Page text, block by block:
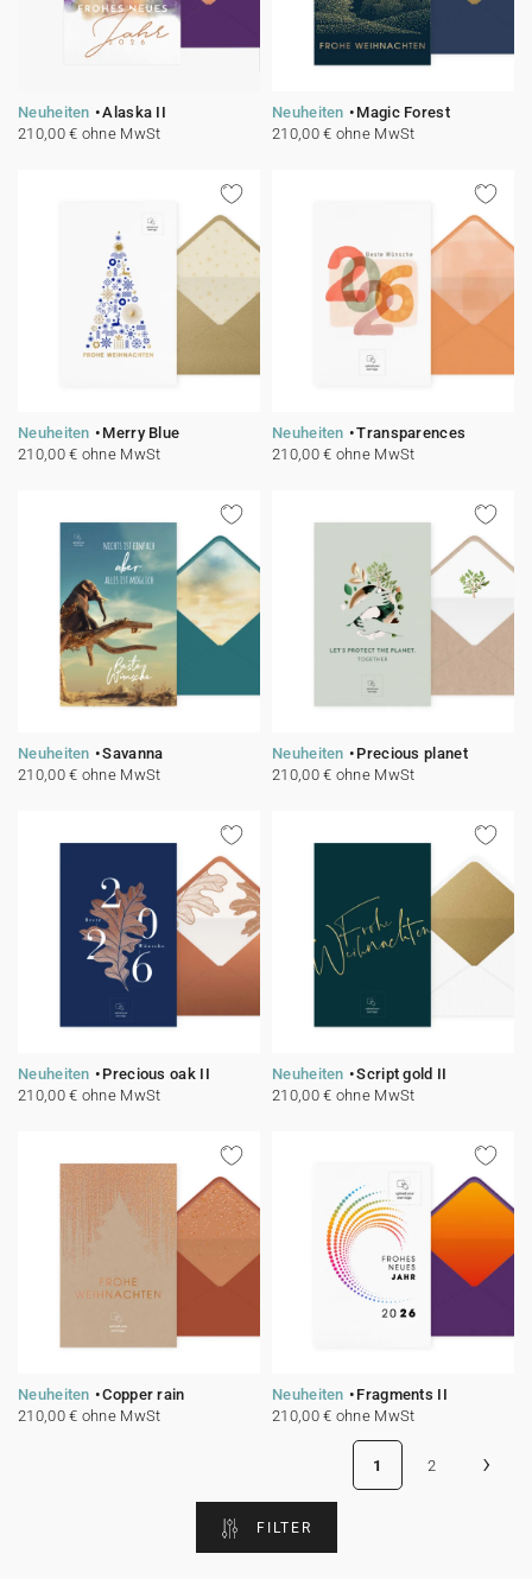
Neuheiten
Alaska II
210,00 € ohne MwSt
Neuheiten
Magic Forest
210,00 € ohne MwSt
Neuheiten
Merry Blue
210,00 € ohne MwSt
Neuheiten
Transparences
210,00 € ohne MwSt
Neuheiten
Savanna
210,00 € ohne MwSt
Neuheiten
Precious planet
210,00 € ohne MwSt
Neuheiten
Precious oak II
210,00 € ohne MwSt
Neuheiten
Script gold II
210,00 € ohne MwSt
Neuheiten
Copper rain
210,00 € ohne MwSt
Neuheiten
Fragments II
210,00 € ohne MwSt
1 2 ›
FILTER